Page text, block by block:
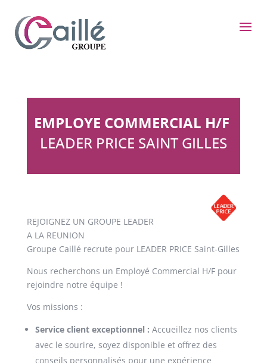
EMPLOYE COMMERCIAL H/F
LEADER PRICE SAINT GILLES
REJOIGNEZ UN GROUPE LEADER
A LA REUNION
Groupe Caillé recrute pour LEADER PRICE Saint-Gilles
Nous recherchons un Employé Commercial H/F pour
rejoindre notre équipe !
Vos missions :
Service client exceptionnel : Accueillez nos clients
avec le sourire, soyez disponible et offrez des
conseils personnalisés pour une expérience